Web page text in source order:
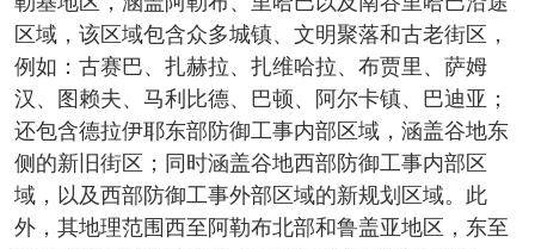
区域，该区域包含众多城镇、文明聚落和古老街区，
例如：古赛巴、扎赫拉、扎维哈拉、布贾里、萨姆
汉、图赖夫、马利比德、巴顿、阿尔卡镇、巴迪亚；
还包含德拉伊耶东部防御工事内部区域，涵盖谷地东
侧的新旧街区；同时涵盖谷地西部防御工事内部区
域，以及西部防御工事外部区域的新规划区域。此
外，其地理范围西至阿勒布北部和鲁盖亚地区，东至